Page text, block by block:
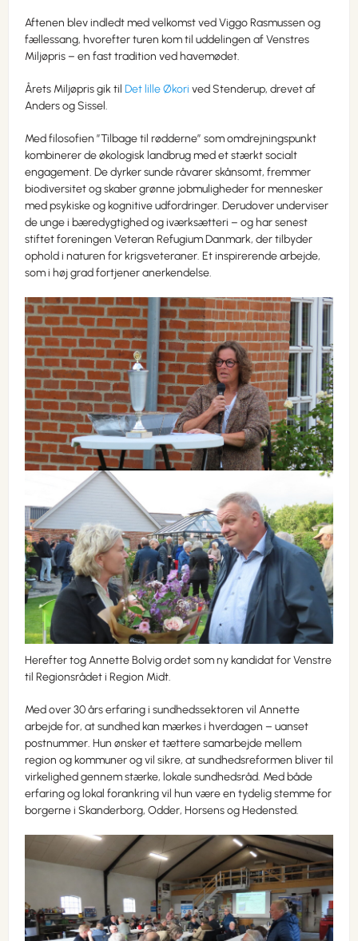
Aftenen blev indledt med velkomst ved Viggo Rasmussen og
fællessang, hvorefter turen kom til uddelingen af Venstres
Miljøpris – en fast tradition ved havemødet.
Årets Miljøpris gik til Det lille Økori ved Stenderup, drevet af
Anders og Sissel.
Med filosofien ”Tilbage til rødderne” som omdrejningspunkt
kombinerer de økologisk landbrug med et stærkt socialt
engagement. De dyrker sunde råvarer skånsomt, fremmer
biodiversitet og skaber grønne jobmuligheder for mennesker
med psykiske og kognitive udfordringer. Derudover underviser
de unge i bæredygtighed og iværksætteri – og har senest
stiftet foreningen Veteran Refugium Danmark, der tilbyder
ophold i naturen for krigsveteraner. Et inspirerende arbejde,
som i høj grad fortjener anerkendelse.
Herefter tog Annette Bolvig ordet som ny kandidat for Venstre
til Regionsrådet i Region Midt.
Med over 30 års erfaring i sundhedssektoren vil Annette
arbejde for, at sundhed kan mærkes i hverdagen – uanset
postnummer. Hun ønsker et tættere samarbejde mellem
region og kommuner og vil sikre, at sundhedsreformen bliver til
virkelighed gennem stærke, lokale sundhedsråd. Med både
erfaring og lokal forankring vil hun være en tydelig stemme for
borgerne i Skanderborg, Odder, Horsens og Hedensted.